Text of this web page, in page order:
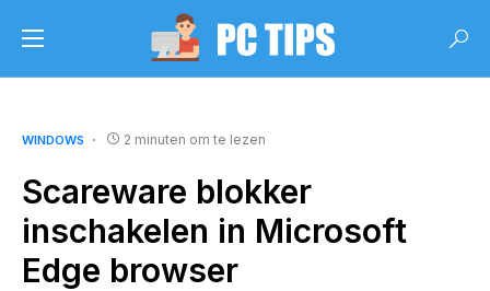
WINDOWS 2 minuten om te lezen
Scareware blokker
inschakelen in Microsoft
Edge browser